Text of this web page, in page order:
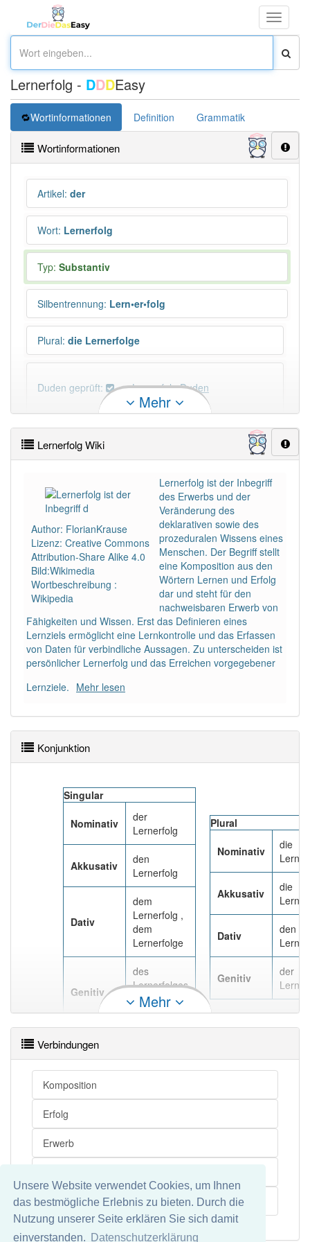
Unsere Website verwendet Cookies, um Ihnen
das bestmögliche Erlebnis zu bieten. Durch die
Nutzung unserer Seite erklären Sie sich damit
einverstanden.
Datenschutzerklärung
Toggle
Lernerfolg - DDDEasy
Wortinformationen Definition Grammatik
Wortinformationen
Artikel: der
Wort: Lernerfolg
Typ: Substantiv
Silbentrennung: Lern•er•folg
Plural: die Lernerfolge
Duden geprüft: Lernerfolg Duden
PowerIndex:9
Häufigkeit: 4 von 10
Wörter mit Endung-lernerfolg: 1
Wörter mit Endung -lernerfolgaber mit einem
anderen Artikelder
99% unserer Spielapp-Nutzer haben den Artikel
korrekt erraten.
Mehr
Lernerfolg Wiki
Author: FlorianKrause
Lizenz: Creative Commons
Attribution-Share Alike 4.0
Bild:Wikimedia
Wortbeschreibung :
Wikipedia
Lernerfolg ist der Inbegriff
des Erwerbs und der
Veränderung des
deklarativen sowie des
prozeduralen Wissens eines
Menschen. Der Begriff stellt
eine Komposition aus den
Wörtern Lernen und Erfolg
dar und steht für den
nachweisbaren Erwerb von
Fähigkeiten und Wissen. Erst das Definieren eines
Lernziels ermöglicht eine Lernkontrolle und das Erfassen
von Daten für verbindliche Aussagen. Zu unterscheiden ist
persönlicher Lernerfolg und das Erreichen vorgegebener
Lernziele. Mehr lesen
Konjunktion
Singular
Nominativ
der
Lernerfolg
Akkusativ
den
Lernerfolg
Dativ
dem
Lernerfolg ,
dem
Lernerfolge
Genitiv
des
Lernerfolges
, des
Lernerfolgs
Plural
Nominativ
die
Akkusativ
die
Dativ
den
Genitiv
der
Mehr
Verbindungen
Komposition
Erfolg
Erwerb
Lernziel